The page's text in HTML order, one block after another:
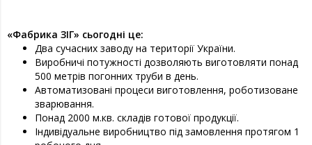
«Фабрика ЗІГ» сьогодні це:
Два сучасних заводу на території України.
Виробничі потужності дозволяють виготовляти понад
500 метрів погонних труби в день.
Автоматизовані процеси виготовлення, роботизоване
зварювання.
Понад 2000 м.кв. складів готової продукції.
Індивідуальне виробництво під замовлення протягом 1